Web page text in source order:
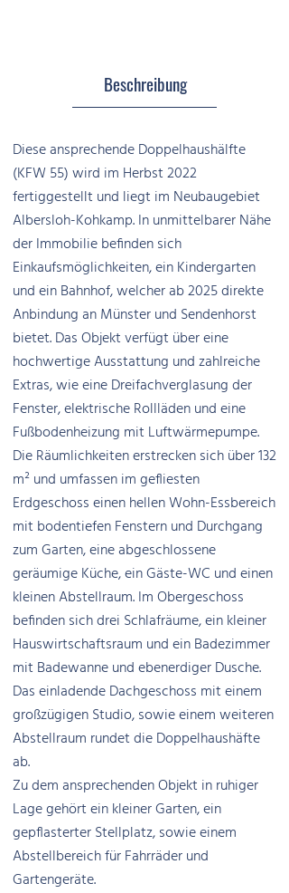
Beschreibung
Diese ansprechende Doppelhaushälfte
(KFW 55) wird im Herbst 2022
fertiggestellt und liegt im Neubaugebiet
Albersloh-Kohkamp. In unmittelbarer Nähe
der Immobilie befinden sich
Einkaufsmöglichkeiten, ein Kindergarten
und ein Bahnhof, welcher ab 2025 direkte
Anbindung an Münster und Sendenhorst
bietet. Das Objekt verfügt über eine
hochwertige Ausstattung und zahlreiche
Extras, wie eine Dreifachverglasung der
Fenster, elektrische Rollläden und eine
Fußbodenheizung mit Luftwärmepumpe.
Die Räumlichkeiten erstrecken sich über 132
m² und umfassen im gefliesten
Erdgeschoss einen hellen Wohn-Essbereich
mit bodentiefen Fenstern und Durchgang
zum Garten, eine abgeschlossene
geräumige Küche, ein Gäste-WC und einen
kleinen Abstellraum. Im Obergeschoss
befinden sich drei Schlafräume, ein kleiner
Hauswirtschaftsraum und ein Badezimmer
mit Badewanne und ebenerdiger Dusche.
Das einladende Dachgeschoss mit einem
großzügigen Studio, sowie einem weiteren
Abstellraum rundet die Doppelhaushäfte
ab.
Zu dem ansprechenden Objekt in ruhiger
Lage gehört ein kleiner Garten, ein
gepflasterter Stellplatz, sowie einem
Abstellbereich für Fahrräder und
Gartengeräte.